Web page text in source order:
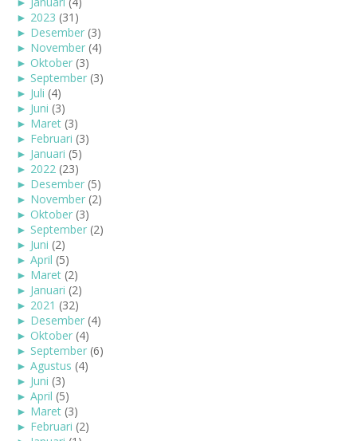
► 2023 (31)
► Desember (3)
► November (4)
► Oktober (3)
► September (3)
► Juli (4)
► Juni (3)
► Maret (3)
► Februari (3)
► Januari (5)
► 2022 (23)
► Desember (5)
► November (2)
► Oktober (3)
► September (2)
► Juni (2)
► April (5)
► Maret (2)
► Januari (2)
► 2021 (32)
► Desember (4)
► Oktober (4)
► September (6)
► Agustus (4)
► Juni (3)
► April (5)
► Maret (3)
► Februari (2)